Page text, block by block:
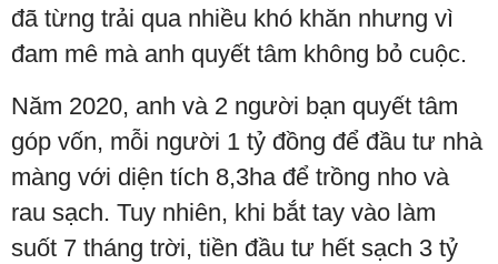
đã từng trải qua nhiều khó khăn nhưng vì
đam mê mà anh quyết tâm không bỏ cuộc.
Năm 2020, anh và 2 người bạn quyết tâm
góp vốn, mỗi người 1 tỷ đồng để đầu tư nhà
màng với diện tích 8,3ha để trồng nho và
rau sạch. Tuy nhiên, khi bắt tay vào làm
suốt 7 tháng trời, tiền đầu tư hết sạch 3 tỷ